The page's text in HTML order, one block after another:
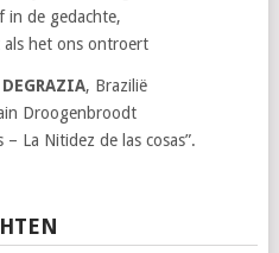
in de gedachte,
als het ons ontroert
DEGRAZIA, Brazilië
Droogenbroodt
– La Nitidez de las cosas”.